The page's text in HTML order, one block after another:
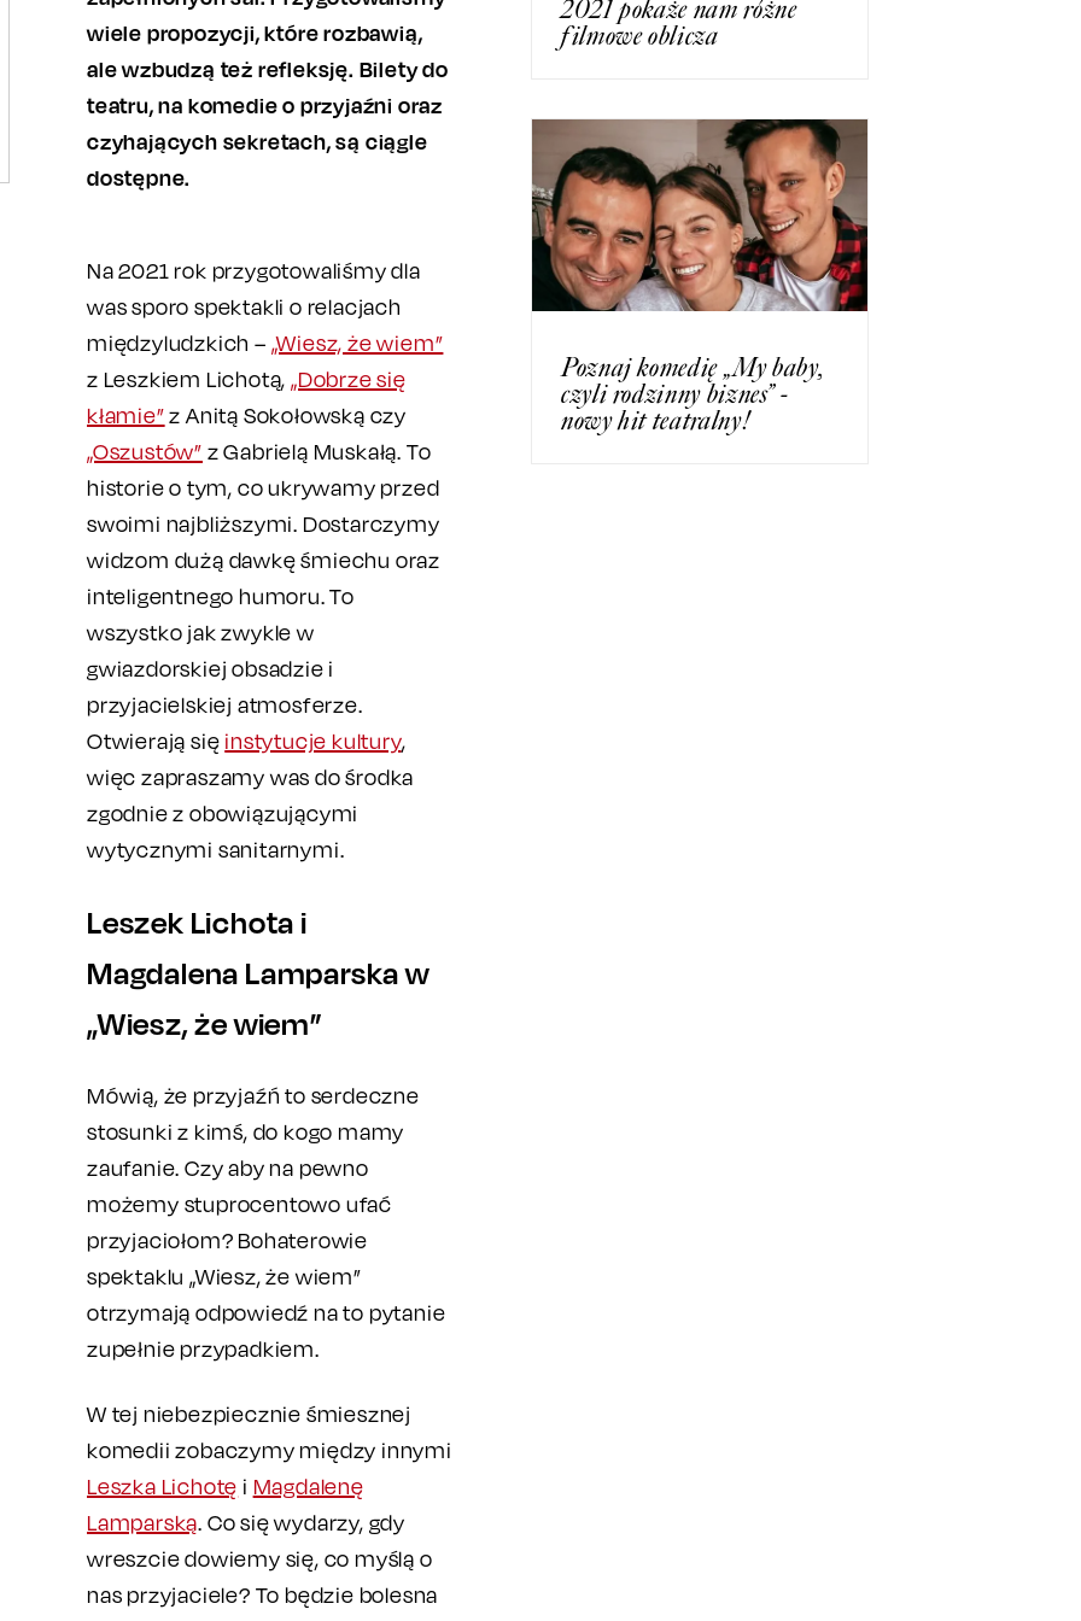
wiele propozycji, które rozbawią,
ale wzbudzą też refleksję. Bilety do
teatru, na komedie o przyjaźni oraz
czyhających sekretach, są ciągle
dostępne.
Na 2021 rok przygotowaliśmy dla
was sporo spektakli o relacjach
międzyludzkich – „Wiesz, że wiem”
z Leszkiem Lichotą,„Dobrze się
kłamie”z Anitą Sokołowską czy
„Oszustów” z Gabrielą Muskałą. To
historie o tym, co ukrywamy przed
swoimi najbliższymi. Dostarczymy
widzom dużą dawkę śmiechu oraz
inteligentnego humoru. To
wszystko jak zwykle w
gwiazdorskiej obsadzie i
przyjacielskiej atmosferze.
Otwierają się instytucje kultury,
więc zapraszamy was do środka
zgodnie z obowiązującymi
wytycznymi sanitarnymi.
Leszek Lichota i
Magdalena Lamparska w
„Wiesz, że wiem”
Mówią, że przyjaźń to serdeczne
stosunki z kimś, do kogo mamy
zaufanie. Czy aby na pewno
możemy stuprocentowo ufać
przyjaciołom? Bohaterowie
spektaklu „Wiesz, że wiem”
otrzymają odpowiedź na to pytanie
zupełnie przypadkiem.
W tej niebezpiecznie śmiesznej
komedii zobaczymy między innymi
Leszka Lichotę i Magdalenę
Lamparską. Co się wydarzy, gdy
wreszcie dowiemy się, co myślą o
nas przyjaciele? To będzie bolesna
2021 pokaże nam różne
filmowe oblicza
Poznaj komedię „My baby,
czyli rodzinny biznes” -
nowy hit teatralny!